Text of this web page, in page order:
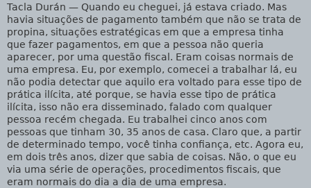
Tacla Durán — Quando eu cheguei, já estava criado. Mas
havia situações de pagamento também que não se trata de
propina, situações estratégicas em que a empresa tinha
que fazer pagamentos, em que a pessoa não queria
aparecer, por uma questão fiscal. Eram coisas normais de
uma empresa. Eu, por exemplo, comecei a trabalhar lá, eu
não podia detectar que aquilo era voltado para esse tipo de
prática ilícita, até porque, se havia esse tipo de prática
ilícita, isso não era disseminado, falado com qualquer
pessoa recém chegada. Eu trabalhei cinco anos com
pessoas que tinham 30, 35 anos de casa. Claro que, a partir
de determinado tempo, você tinha confiança, etc. Agora eu,
em dois três anos, dizer que sabia de coisas. Não, o que eu
via uma série de operações, procedimentos fiscais, que
eram normais do dia a dia de uma empresa.